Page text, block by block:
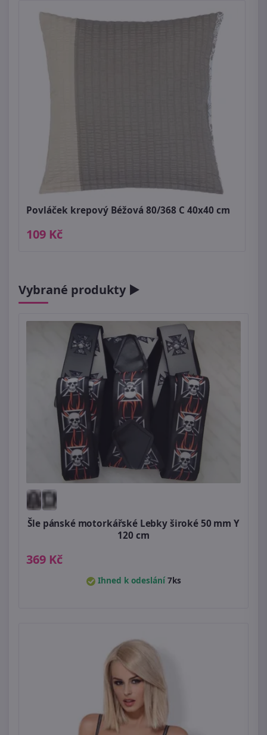
Povláček krepový Béžová 80/368 C 40x40 cm
109 Kč
Vybrané produkty ►
Šle pánské motorkářské Lebky široké 50 mm Y
120 cm
369 Kč
Ihned k odeslání7ks